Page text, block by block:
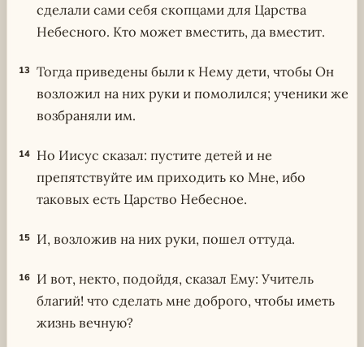
сделали сами себя скопцами для Царства
Небесного. Кто может вместить, да вместит.
13 Тогда приведены были к Нему дети, чтобы Он
возложил на них руки и помолился; ученики же
возбраняли им.
14 Но Иисус сказал: пустите детей и не
препятствуйте им приходить ко Мне, ибо
таковых есть Царство Небесное.
15 И, возложив на них руки, пошел оттуда.
16 И вот, некто, подойдя, сказал Ему: Учитель
благий! что сделать мне доброго, чтобы иметь
жизнь вечную?